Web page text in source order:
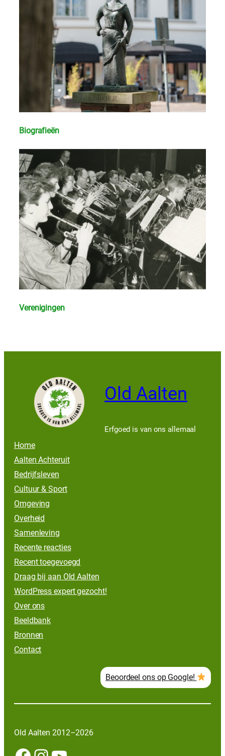
Biografieën
Verenigingen
Old Aalten
Erfgoed is van ons allemaal
Home
Aalten Achteruit
Bedrijfsleven
Cultuur & Sport
Omgeving
Overheid
Samenleving
Recente reacties
Recent toegevoegd
Draag bij aan Old Aalten
WordPress expert gezocht!
Over ons
Beeldbank
Bronnen
Contact
Beoordeel ons op Google!
Old Aalten 2012–2026